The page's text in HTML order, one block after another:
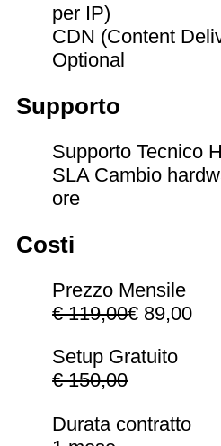
per IP)
CDN (Content
Optional
Supporto
Supporto Tecnico
SLA Cambio
ore
Costi
Prezzo Mensile
€ 119,00€ 89,00
Setup Gratuito
€ 150,00
Durata contratto